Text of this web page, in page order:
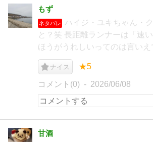
もず
ネタバレ
ハイジ・ユキちゃん・
と？笑 長距離ランナーは「速
ほうがうれしいってのは言いえ
ナイス ★5
コメント(0) 2026/06/08
甘酒